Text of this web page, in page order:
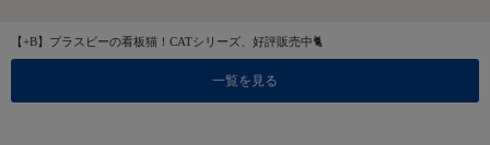
【+B】プラスビーの看板猫！CATシリーズ、好評販売中🐈
一覧を見る